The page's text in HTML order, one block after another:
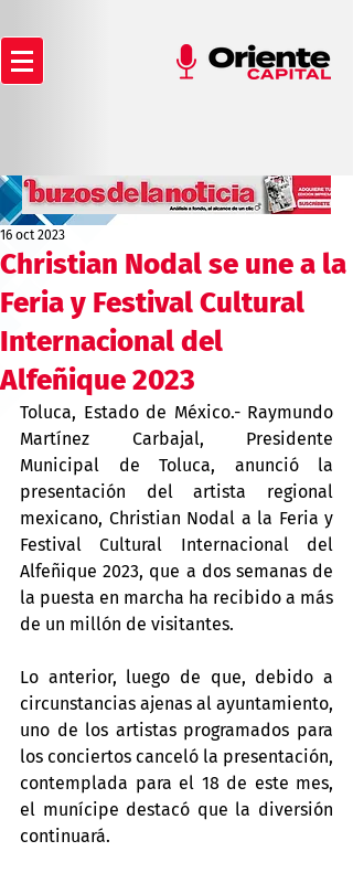
Christian Nodal se une a la
Feria y Festival Cultural
Internacional del
Alfeñique 2023
16 oct 2023
Toluca, Estado de México.- Raymundo
Martínez Carbajal, Presidente
Municipal de Toluca, anunció la
presentación del artista regional
mexicano, Christian Nodal a la Feria y
Festival Cultural Internacional del
Alfeñique 2023, que a dos semanas de
la puesta en marcha ha recibido a más
de un millón de visitantes.
Lo anterior, luego de que, debido a
circunstancias ajenas al ayuntamiento,
uno de los artistas programados para
los conciertos canceló la presentación,
contemplada para el 18 de este mes,
el munícipe destacó que la diversión
continuará.